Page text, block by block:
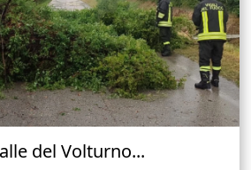
del Volturno...